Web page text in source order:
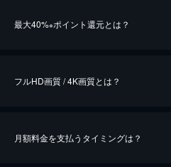
最大40%※ポイント還元とは？
※40％ポイント還元の対象は、クレジットカー
iOSアプリのUコイン決済による作品の購入 /
フルHD画質 / 4K画質とは？
月額料金を支払うタイミングは？